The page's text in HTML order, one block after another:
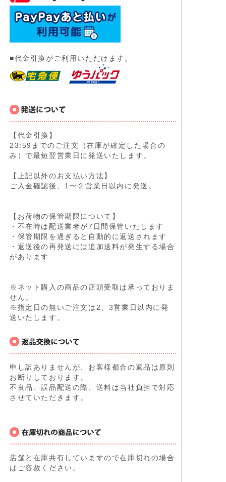
■代金引換がご利用いただけます。
【代金引換】
23:59までのご注文（在庫が確定した場合の
み）で最短翌営業日に発送いたします。
【上記以外のお支払い方法】
ご入金確認後、1〜２営業日以内に発送。
【お荷物の保管期限について】
・不在時は配送業者が7日間保管いたします
・保管期限を過ぎると自動的に返送されます
・返送後の再発送には追加送料が発生する場合
があります
※ネット購入の商品の店頭受取は承っておりま
せん。
※指定日の無いご注文は2、3営業日以内に発
送いたします。
申し訳ありませんが、お客様都合の返品は原則
お断りしております。
不良品、誤品配送の際、送料は当社負担で対応
させていただきます。
店舗と在庫共有していますので在庫切れの場合
はご容赦ください。